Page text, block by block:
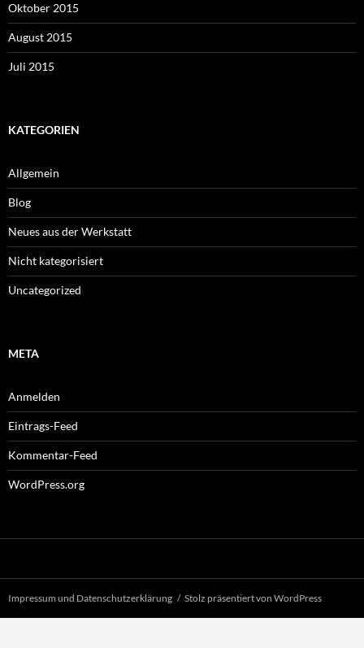
Oktober 2015
August 2015
Juli 2015
KATEGORIEN
Allgemein
Blog
Neues aus der Werkstatt
Nicht kategorisiert
Uncategorized
META
Anmelden
Eintrags-Feed
Kommentar-Feed
WordPress.org
Impressum und Datenschutzerklärung Stolz präsentiert von WordPress